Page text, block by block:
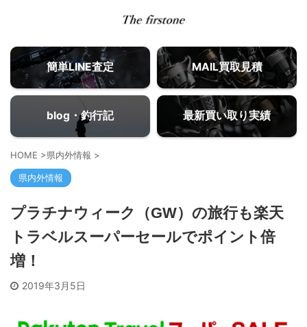
簡単LINE査定 MAIL買取見積
blog・釣行記 最新買い取り実績
HOME >県内外情報 >
県内外情報
プラチナウィーク（GW）の旅行も楽天
トラベルスーパーセールでポイント倍
増！
2019年3月5日